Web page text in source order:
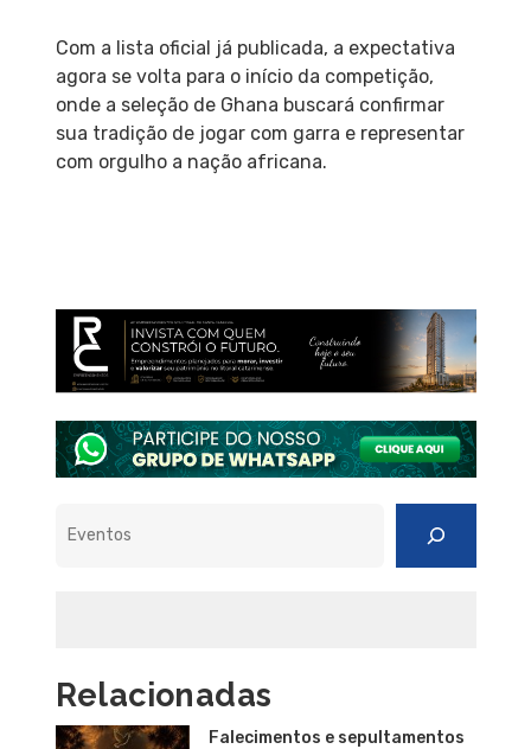
Com a lista oficial já publicada, a expectativa
agora se volta para o início da competição,
onde a seleção de Ghana buscará confirmar
sua tradição de jogar com garra e representar
com orgulho a nação africana.
Relacionadas
Falecimentos e sepultamentos